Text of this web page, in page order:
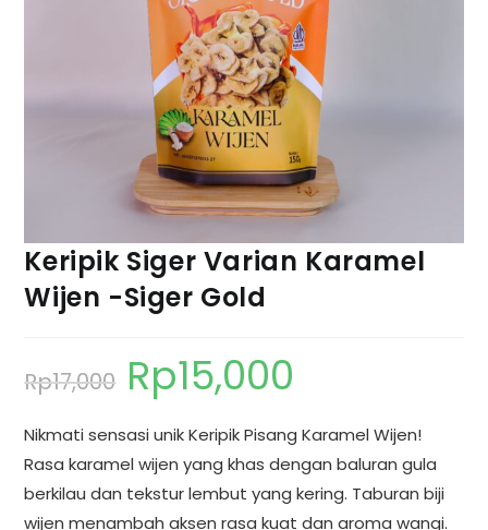
Keripik Siger Varian Karamel
Wijen -Siger Gold
Rp17,000 Rp15,000
Nikmati sensasi unik Keripik Pisang Karamel Wijen!
Rasa karamel wijen yang khas dengan baluran gula
berkilau dan tekstur lembut yang kering. Taburan biji
wijen menambah aksen rasa kuat dan aroma wangi.